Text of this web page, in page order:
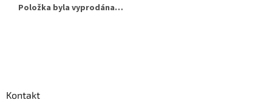
Položka byla vyprodána…
Kontakt